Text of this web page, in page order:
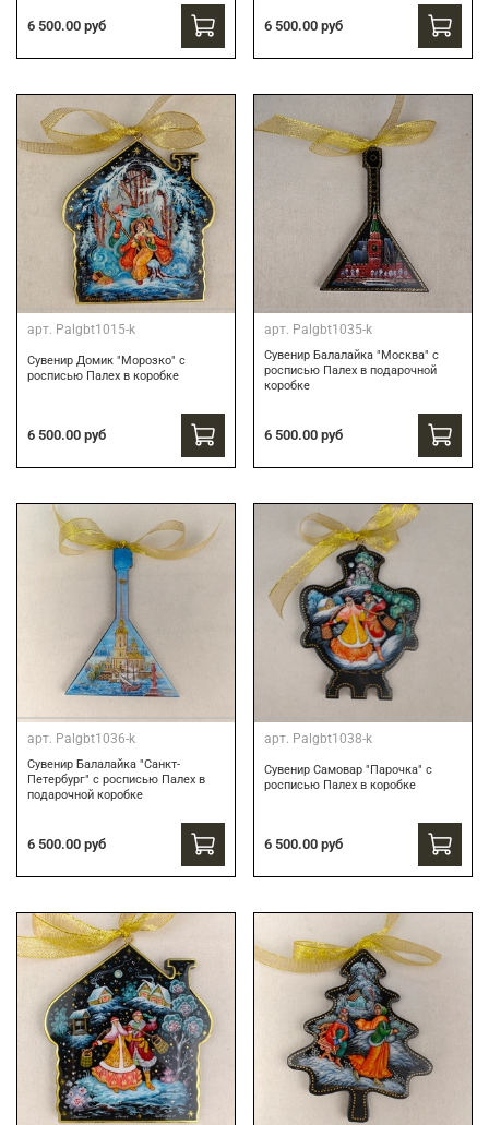
6 500.00 руб 6 500.00 руб
арт. Palgbt1015-k
Сувенир Домик "Морозко" с
росписью Палех в коробке
6 500.00 руб
арт. Palgbt1035-k
Сувенир Балалайка "Москва" с
росписью Палех в подарочной
коробке
6 500.00 руб
арт. Palgbt1036-k
Сувенир Балалайка "Санкт-
Петербург" с росписью Палех в
подарочной коробке
6 500.00 руб
арт. Palgbt1038-k
Сувенир Самовар "Парочка" с
росписью Палех в коробке
6 500.00 руб